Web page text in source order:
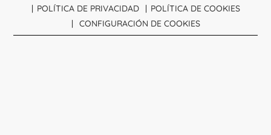
POLÍTICA DE PRIVACIDAD
POLÍTICA DE COOKIES
CONFIGURACIÓN DE COOKIES